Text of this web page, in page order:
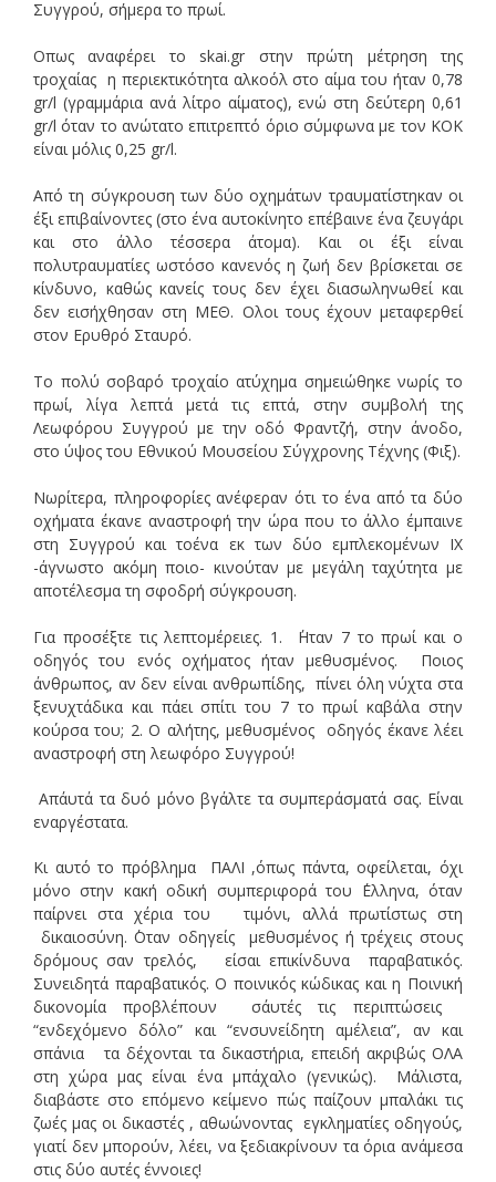
Συγγρού, σήμερα το πρωί.
Οπως αναφέρει το skai.gr στην πρώτη μέτρηση της
τροχαίας η περιεκτικότητα αλκοόλ στο αίμα του ήταν 0,78
gr/l (γραμμάρια ανά λίτρο αίματος), ενώ στη δεύτερη 0,61
gr/l όταν το ανώτατο επιτρεπτό όριο σύμφωνα με τον ΚΟΚ
είναι μόλις 0,25 gr/l.
Από τη σύγκρουση των δύο οχημάτων τραυματίστηκαν οι
έξι επιβαίνοντες (στο ένα αυτοκίνητο επέβαινε ένα ζευγάρι
και στο άλλο τέσσερα άτομα). Και οι έξι είναι
πολυτραυματίες ωστόσο κανενός η ζωή δεν βρίσκεται σε
κίνδυνο, καθώς κανείς τους δεν έχει διασωληνωθεί και
δεν εισήχθησαν στη ΜΕΘ. Ολοι τους έχουν μεταφερθεί
στον Ερυθρό Σταυρό.
Το πολύ σοβαρό τροχαίο ατύχημα σημειώθηκε νωρίς το
πρωί, λίγα λεπτά μετά τις επτά, στην συμβολή της
Λεωφόρου Συγγρού με την οδό Φραντζή, στην άνοδο,
στο ύψος του Εθνικού Μουσείου Σύγχρονης Τέχνης (Φιξ).
Νωρίτερα, πληροφορίες ανέφεραν ότι το ένα από τα δύο
οχήματα έκανε αναστροφή την ώρα που το άλλο έμπαινε
στη Συγγρού και τοένα εκ των δύο εμπλεκομένων ΙΧ
-άγνωστο ακόμη ποιο- κινούταν με μεγάλη ταχύτητα με
αποτέλεσμα τη σφοδρή σύγκρουση.
Για προσέξτε τις λεπτομέρειες. 1. ΄Ηταν 7 το πρωί και ο
οδηγός του ενός οχήματος ήταν μεθυσμένος. Ποιος
άνθρωπος, αν δεν είναι ανθρωπίδης, πίνει όλη νύχτα στα
ξενυχτάδικα και πάει σπίτι του 7 το πρωί καβάλα στην
κούρσα του; 2. Ο αλήτης, μεθυσμένος οδηγός έκανε λέει
αναστροφή στη λεωφόρο Συγγρού!
Απ΄αυτά τα δυό μόνο βγάλτε τα συμπεράσματά σας. Είναι
εναργέστατα.
Κι αυτό το πρόβλημα ΠΑΛΙ ,όπως πάντα, οφείλεται, όχι
μόνο στην κακή οδική συμπεριφορά του ΄Ελληνα, όταν
παίρνει στα χέρια του τιμόνι, αλλά πρωτίστως στη
δικαιοσύνη. ΄Οταν οδηγείς μεθυσμένος ή τρέχεις στους
δρόμους σαν τρελός, είσαι επικίνδυνα παραβατικός.
Συνειδητά παραβατικός. Ο ποινικός κώδικας και η Ποινική
δικονομία προβλέπουν σ΄αυτές τις περιπτώσεις
“ενδεχόμενο δόλο” και “ενσυνείδητη αμέλεια”, αν και
σπάνια τα δέχονται τα δικαστήρια, επειδή ακριβώς ΟΛΑ
στη χώρα μας είναι ένα μπάχαλο (γενικώς). Μάλιστα,
διαβάστε στο επόμενο κείμενο πώς παίζουν μπαλάκι τις
ζωές μας οι δικαστές , αθωώνοντας εγκληματίες οδηγούς,
γιατί δεν μπορούν, λέει, να ξεδιακρίνουν τα όρια ανάμεσα
στις δύο αυτές έννοιες!